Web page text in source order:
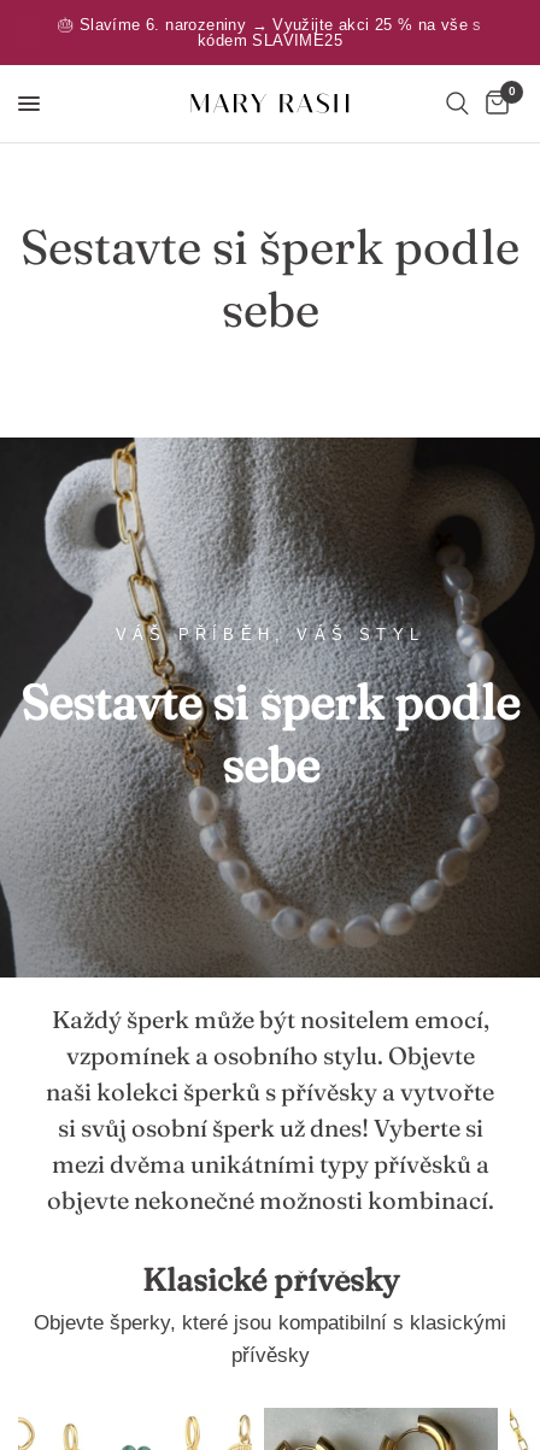
🎂 Slavíme 6. narozeniny → Využijte akci 25 % na vše s
kódem SLAVIME25
0
Sestavte si šperk podle
sebe
VÁŠ PŘÍBĚH, VÁŠ STYL
Sestavte si šperk podle
sebe
Každý šperk může být nositelem emocí,
vzpomínek a osobního stylu. Objevte
naši kolekci šperků s přívěsky a vytvořte
si svůj osobní šperk už dnes! Vyberte si
mezi dvěma unikátními typy přívěsků a
objevte nekonečné možnosti kombinací.
Klasické přívěsky
Objevte šperky, které jsou kompatibilní s klasickými
přívěsky